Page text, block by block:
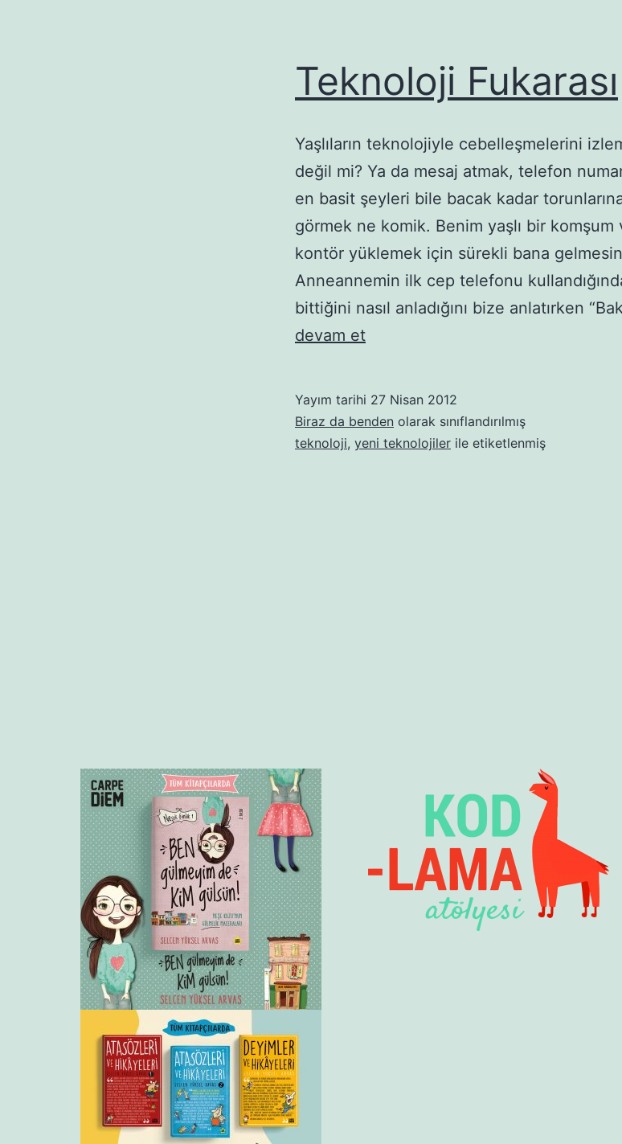
Teknoloji Fukarası
Yaşlıların teknolojiyle cebelleşmelerini
değil mi? Ya da mesaj atmak, telefon
en basit şeyleri bile bacak kadar torunlarına
görmek ne komik. Benim yaşlı bir komşum
kontör yüklemek için sürekli bana
Anneannemin ilk cep telefonu
bittiğini nasıl anladığını bize anlatırken
devam etTeknoloji
Yayım tarihi 27 Nisan 2012
Biraz da benden olarak sınıflandırılmış
teknoloji, yeni teknolojiler ile etiketlenmiş